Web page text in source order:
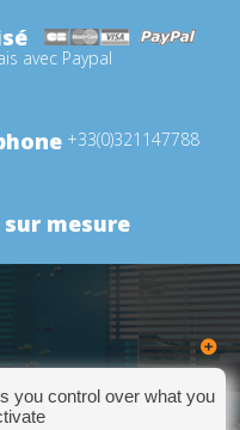
avec Paypal
+33(0)321147788
mesure
you control over what you